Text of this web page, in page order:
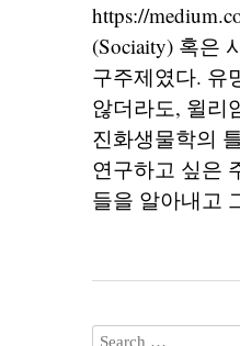
https://
(Sociaity) 혹은
구주제였다. 유
않더라도, 윌리
진화생물학의
연구하고 싶은
들을 알아내고